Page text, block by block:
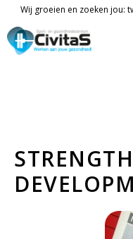
de
inhoud
Wij groeien en zoeken jou:
STRENGTH